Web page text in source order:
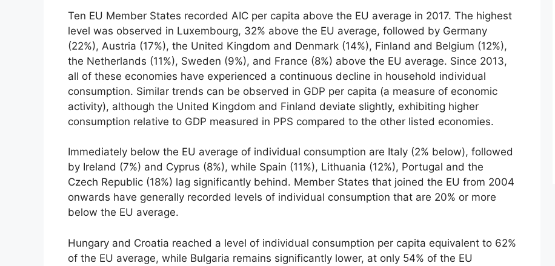
Ten EU Member States recorded AIC per capita above the EU average in 2017. The highest
level was observed in Luxembourg, 32% above the EU average, followed by Germany
(22%), Austria (17%), the United Kingdom and Denmark (14%), Finland and Belgium (12%),
the Netherlands (11%), Sweden (9%), and France (8%) above the EU average. Since 2013,
all of these economies have experienced a continuous decline in household individual
consumption. Similar trends can be observed in GDP per capita (a measure of economic
activity), although the United Kingdom and Finland deviate slightly, exhibiting higher
consumption relative to GDP measured in PPS compared to the other listed economies.
Immediately below the EU average of individual consumption are Italy (2% below), followed
by Ireland (7%) and Cyprus (8%), while Spain (11%), Lithuania (12%), Portugal and the
Czech Republic (18%) lag significantly behind. Member States that joined the EU from 2004
onwards have generally recorded levels of individual consumption that are 20% or more
below the EU average.
Hungary and Croatia reached a level of individual consumption per capita equivalent to 62%
of the EU average, while Bulgaria remains significantly lower, at only 54% of the EU